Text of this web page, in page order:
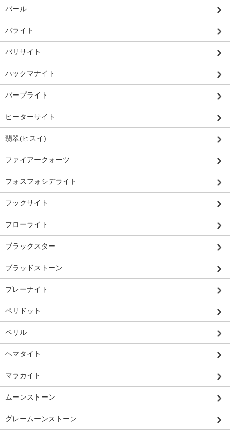
パール
バライト
バリサイト
ハックマナイト
パープライト
ピーターサイト
翡翠(ヒスイ)
ファイアークォーツ
フォスフォシデライト
フックサイト
フローライト
ブラックスター
ブラッドストーン
プレーナイト
ペリドット
ベリル
ヘマタイト
マラカイト
ムーンストーン
グレームーンストーン